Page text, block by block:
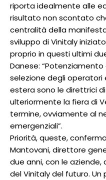
riporta idealmente alle
risultato non scontato
centralità della
sviluppo di Vinitaly
proprio in questi ultimi
Danese:
selezione degli
estera sono le direttrici
ulteriormente la fiera di
termine, ovviamente al
emergenziali”.
Priorità, queste,
Mantovani, direttore
due anni, con le
del Vinitaly del futuro.